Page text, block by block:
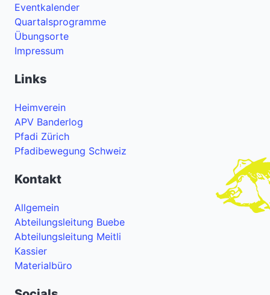
Eventkalender
Quartalsprogramme
Übungsorte
Impressum
Links
Heimverein
APV Banderlog
Pfadi Zürich
Pfadibewegung Schweiz
Kontakt
Allgemein
Abteilungsleitung Buebe
Abteilungsleitung Meitli
Kassier
Materialbüro